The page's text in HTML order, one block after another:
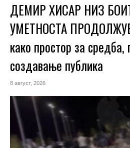
ДЕМИР ХИСАР НИЗ
УМЕТНОСТА
како простор за
создавање публика
8 август, 2026